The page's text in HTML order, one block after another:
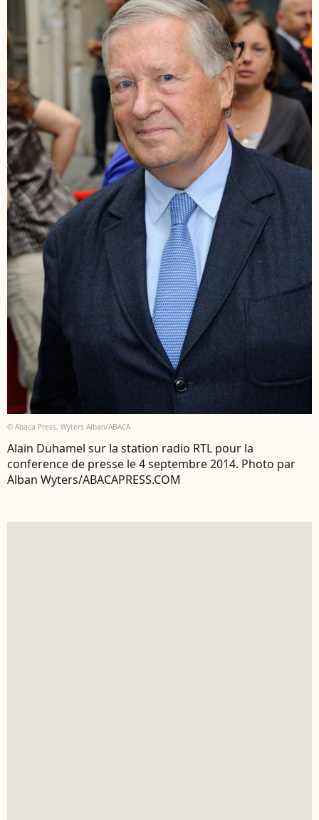
© Abaca Press, Wyters Alban/ABACA
Alain Duhamel sur la station radio RTL pour la
conference de presse le 4 septembre 2014. Photo par
Alban Wyters/ABACAPRESS.COM